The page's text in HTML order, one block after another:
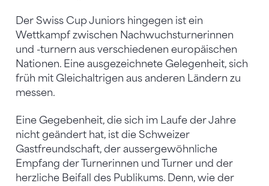
Der Swiss Cup Juniors hingegen ist ein
Wettkampf zwischen Nachwuchsturnerinnen
und -turnern aus verschiedenen europäischen
Nationen. Eine ausgezeichnete Gelegenheit, sich
früh mit Gleichaltrigen aus anderen Ländern zu
messen.
Eine Gegebenheit, die sich im Laufe der Jahre
nicht geändert hat, ist die Schweizer
Gastfreundschaft, der aussergewöhnliche
Empfang der Turnerinnen und Turner und der
herzliche Beifall des Publikums. Denn, wie der